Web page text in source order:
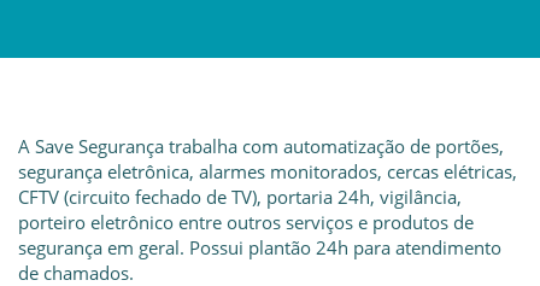
A Save Segurança trabalha com automatização de portões,
segurança eletrônica, alarmes monitorados, cercas elétricas,
CFTV (circuito fechado de TV), portaria 24h, vigilância,
porteiro eletrônico entre outros serviços e produtos de
segurança em geral. Possui plantão 24h para atendimento
de chamados.